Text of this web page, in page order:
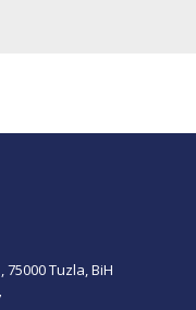
75000 Tuzla, BiH